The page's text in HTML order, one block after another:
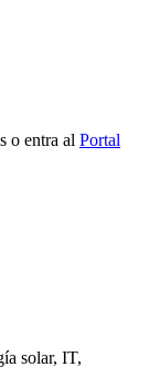
o entra al Portal
solar, IT,